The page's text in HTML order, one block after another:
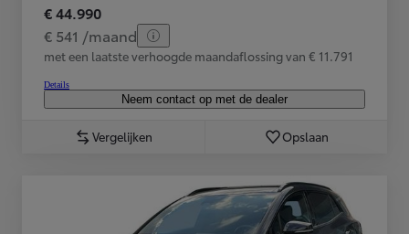
€ 44.990
€ 541 /maand
met een laatste verhoogde maandaflossing van € 11.791
Details
Neem contact op met de dealer
Vergelijken Opslaan